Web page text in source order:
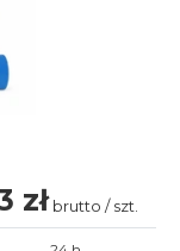
zł brutto / szt.